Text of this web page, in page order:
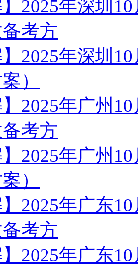
】2025年深圳
备考方
】2025年深圳
）
】2025年广州
备考方
】2025年广州
）
】2025年广东
备考方
】2025年广东